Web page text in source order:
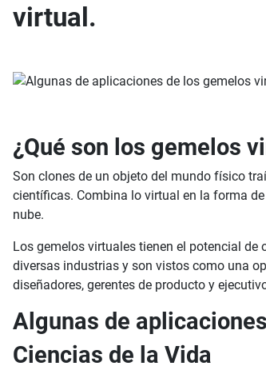
virtual.
¿Qué son los gemelos
Son clones de un objeto del mundo físico
científicas. Combina lo virtual en la forma
nube.
Los gemelos virtuales tienen el potencial
diversas industrias y son vistos como una
diseñadores, gerentes de producto y
Algunas de
Ciencias de la Vida